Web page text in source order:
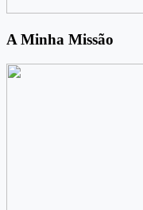
A Minha Missão